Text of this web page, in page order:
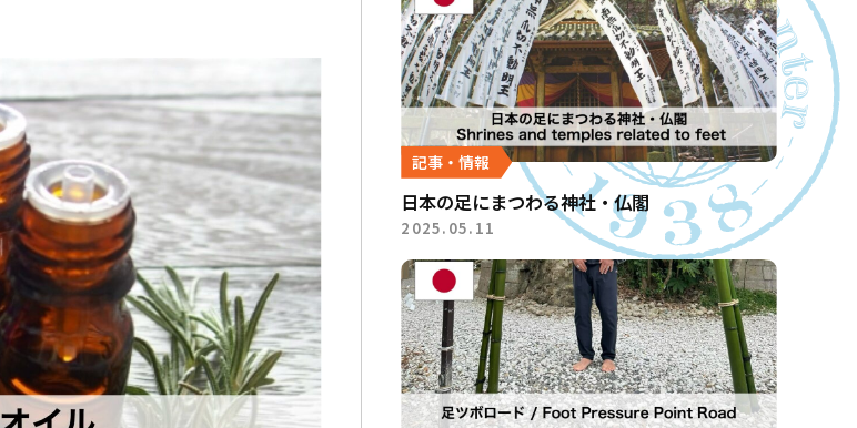
記事・情報
日本の足にまつわる神社・仏閣
2025.05.11